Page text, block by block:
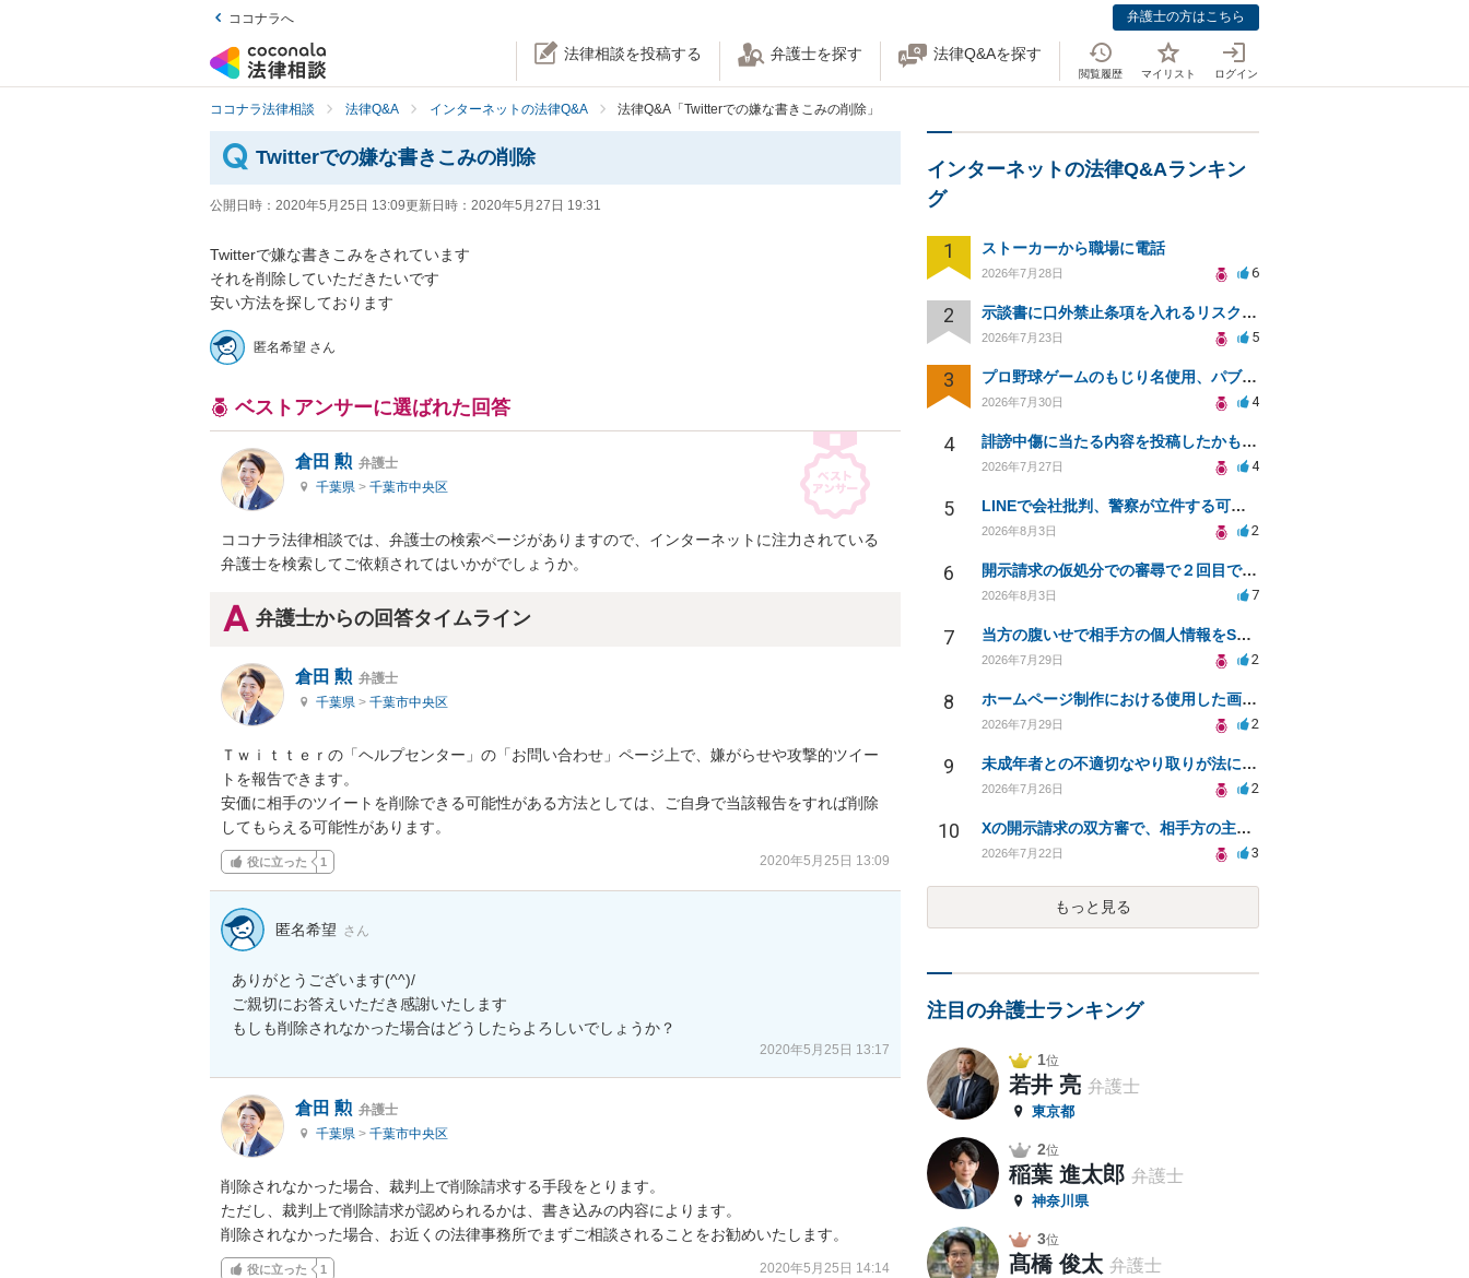
ココナラへ 弁護士の方はこちら
法律相談を投稿する 弁護士を探す 法律Q&Aを探す
閲覧履歴 マイリスト ログイン
ココナラ法律相談 法律Q&A インターネットの法律Q&A 法律Q&A「Twitterでの嫌な書きこみの削除」
Twitterでの嫌な書きこみの削除
公開日時： 2020年5月25日 13:09更新日時： 2020年5月27日 19:31
Twitterで嫌な書きこみをされています
それを削除していただきたいです
安い方法を探しております
匿名希望 さん
ベストアンサーに選ばれた回答
倉田 勲 弁護士
千葉県 > 千葉市中央区
ココナラ法律相談では、弁護士の検索ページがありますので、インターネットに注力されている
弁護士を検索してご依頼されてはいかがでしょうか。
弁護士からの回答タイムライン
倉田 勲 弁護士
千葉県 > 千葉市中央区
Ｔｗｉｔｔｅｒの「ヘルプセンター」の「お問い合わせ」ページ上で、嫌がらせや攻撃的ツイー
トを報告できます。
安価に相手のツイートを削除できる可能性がある方法としては、ご自身で当該報告をすれば削除
してもらえる可能性があります。
役に立った 1 2020年5月25日 13:09
匿名希望 さん
ありがとうございます(^^)/
ご親切にお答えいただき感謝いたします
もしも削除されなかった場合はどうしたらよろしいでしょうか？
2020年5月25日 13:17
倉田 勲 弁護士
千葉県 > 千葉市中央区
削除されなかった場合、裁判上で削除請求する手段をとります。
ただし、裁判上で削除請求が認められるかは、書き込みの内容によります。
削除されなかった場合、お近くの法律事務所でまずご相談されることをお勧めいたします。
役に立った 1 2020年5月25日 14:14
インターネットの法律Q&Aランキン
グ
1 ストーカーから職場に電話
2026年7月28日 6
2 示談書に口外禁止条項を入れるリスクはありますか？
2026年7月23日 5
3 プロ野球ゲームのもじり名使用、パブリシティ権の影響は？
2026年7月30日 4
4 誹謗中傷に当たる内容を投稿したかもしれない。開示請求や民事刑事裁判に発展しうるのか教えて欲しい。
2026年7月27日 4
5 LINEで会社批判、警察が立件する可能性は？
2026年8月3日 2
6 開示請求の仮処分での審尋で２回目で終わらない場合どうしたらいいですか
2026年8月3日 7
7 当方の腹いせで相手方の個人情報をSNSで晒してしまい名誉毀損させてしまったかもしれない
2026年7月29日 2
8 ホームページ制作における使用した画像や文章の著作権について
2026年7月29日 2
9 未成年者との不適切なやり取りが法に触れる可能性と対処法
2026年7月26日 2
10 Xの開示請求の双方審で、相手方の主張が口頭ばかりで把握しきれません
2026年7月22日 3
もっと見る
注目の弁護士ランキング
1位
若井 亮 弁護士
東京都
2位
稲葉 進太郎 弁護士
神奈川県
3位
髙橋 俊太 弁護士